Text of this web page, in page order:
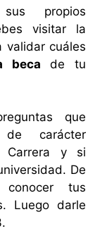
propios
visitar la
validar cuáles
beca de tu
que
carácter
Carrera y si
De
tus
Luego darle